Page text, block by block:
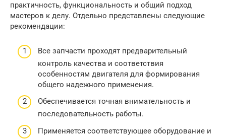
практичность, функциональность и общий подход
мастеров к делу. Отдельно представлены следующие
рекомендации:
Все запчасти проходят предварительный
контроль качества и соответствия
особенностям двигателя для формирования
общего надежного применения.
Обеспечивается точная внимательность и
последовательность работы.
Применяется соответствующее оборудование и